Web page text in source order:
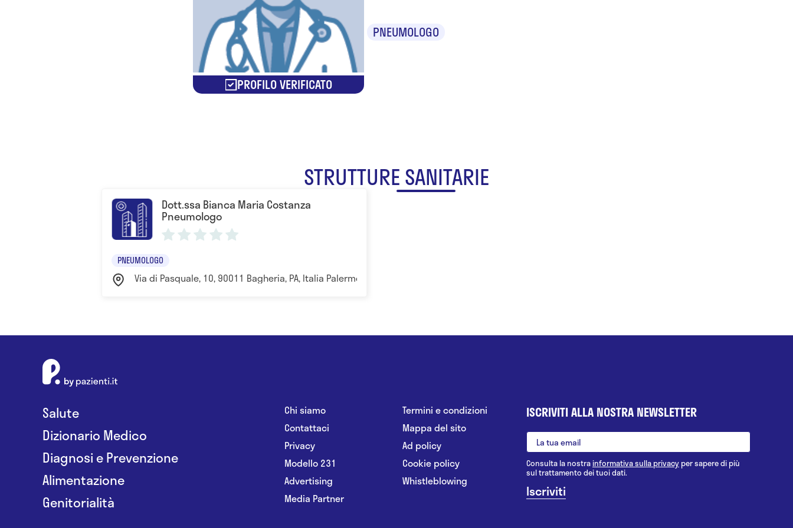
PROFILO VERIFICATO
PNEUMOLOGO
STRUTTURE SANITARIE
Dott.ssa Bianca Maria Costanza
Pneumologo
PNEUMOLOGO
Via di Pasquale, 10, 90011 Bagheria, PA, Italia Palermo
Salute
Dizionario Medico
Diagnosi e Prevenzione
Alimentazione
Genitorialità
Chi siamo
Contattaci
Privacy
Modello 231
Advertising
Media Partner
Termini e condizioni
Mappa del sito
Ad policy
Cookie policy
Whistleblowing
ISCRIVITI ALLA NOSTRA NEWSLETTER
Consulta la nostrainformativa sulla privacy per sapere di più
sul trattamento dei tuoi dati.